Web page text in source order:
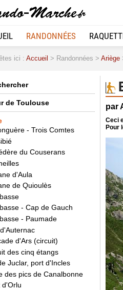
RANDONNÉES
ici : Accueil > Randonnées > Ariège
de Toulouse
- Trois Comtes
du Couserans
d'Aula
de Quioulès
- Cap de Gauch
- Paumade
d'Ars (circuit)
des cinq étangs
Juclar, port d'Incles
des pics de Canalbonne
d'Orlu
par
Ceci
Pour